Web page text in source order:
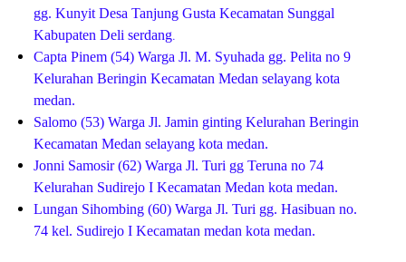
gg. Kunyit Desa Tanjung Gusta Kecamatan Sunggal
Kabupaten Deli serdang.
Capta Pinem (54) Warga Jl. M. Syuhada gg. Pelita no 9
Kelurahan Beringin Kecamatan Medan selayang kota
medan.
Salomo (53) Warga Jl. Jamin ginting Kelurahan Beringin
Kecamatan Medan selayang kota medan.
Jonni Samosir (62) Warga Jl. Turi gg Teruna no 74
Kelurahan Sudirejo I Kecamatan Medan kota medan.
Lungan Sihombing (60) Warga Jl. Turi gg. Hasibuan no.
74 kel. Sudirejo I Kecamatan medan kota medan.